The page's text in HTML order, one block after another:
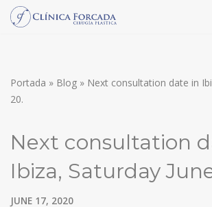
Portada » Blog » Next consultation date in
20.
Next consultation
Ibiza, Saturday
JUNE 17, 2020